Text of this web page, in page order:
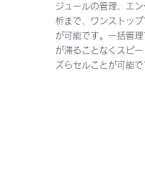
ジュールの管理、エ
析まで、ワンストッ
が可能です。一括管
が滞ることなくスピ
ズらセルことが可能で